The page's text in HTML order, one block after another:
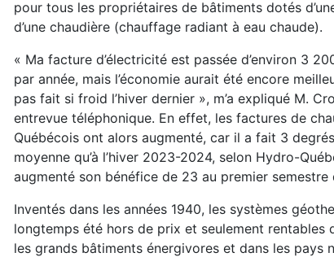
pour tous les propriétaires de bâtiments dotés
d’une chaudière (chauffage radiant à eau chaude).
« Ma facture d’électricité est passée d’environ 3
par année, mais l’économie aurait été encore
pas fait si froid l’hiver dernier », m’a expliqué M.
entrevue téléphonique. En effet, les factures de
Québécois ont alors augmenté, car il a fait 3
moyenne qu’à l’hiver 2023-2024, selon Hydro-
augmenté son bénéfice de 23 au premier semestre
Inventés dans les années 1940, les systèmes
longtemps été hors de prix et seulement rentables
les grands bâtiments énergivores et dans les pays